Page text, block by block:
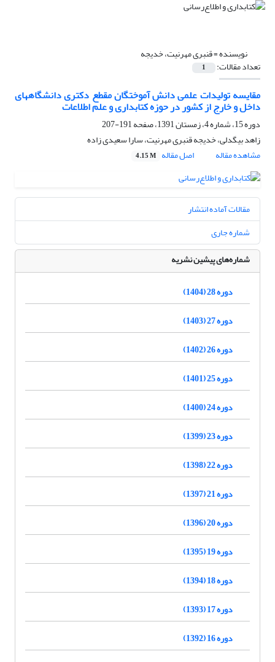
نویسنده =قنبری مهرنیت، خدیجه
تعداد مقالات: 1
مقایسه تولیدات علمی دانش آموختگان مقطع دکتری دانشگاههای
داخل و خارج از کشور در حوزه کتابداری و علم اطلاعات
دوره 15، شماره 4، زمستان 1391، صفحه
191-207
زاهد بیگدلی، خدیجه قنبری مهرنیت، سارا سعیدی زاده
مشاهده مقاله
اصل مقاله 4.15 M
مقالات آماده انتشار
شماره جاری
شماره‌های پیشین نشریه
دوره 28 (1404)
دوره 27 (1403)
دوره 26 (1402)
دوره 25 (1401)
دوره 24 (1400)
دوره 23 (1399)
دوره 22 (1398)
دوره 21 (1397)
دوره 20 (1396)
دوره 19 (1395)
دوره 18 (1394)
دوره 17 (1393)
دوره 16 (1392)